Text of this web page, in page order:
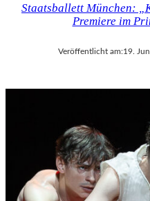
Staatsballett München:
Premiere im
Veröffentlicht am:19.